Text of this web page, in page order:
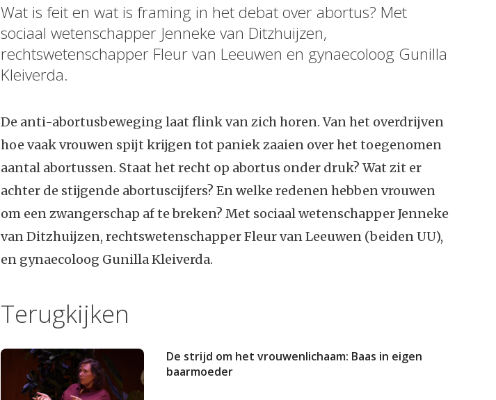
Wat is feit en wat is framing in het debat over abortus? Met
sociaal wetenschapper Jenneke van Ditzhuijzen,
rechtswetenschapper Fleur van Leeuwen en gynaecoloog Gunilla
Kleiverda.
De anti-abortusbeweging laat flink van zich horen. Van het overdrijven
hoe vaak vrouwen spijt krijgen tot paniek zaaien over het toegenomen
aantal abortussen. Staat het recht op abortus onder druk? Wat zit er
achter de stijgende abortuscijfers? En welke redenen hebben vrouwen
om een zwangerschap af te breken? Met sociaal wetenschapper Jenneke
van Ditzhuijzen, rechtswetenschapper Fleur van Leeuwen (beiden UU),
en gynaecoloog Gunilla Kleiverda.
Terugkijken
De strijd om het vrouwenlichaam: Baas in eigen
baarmoeder